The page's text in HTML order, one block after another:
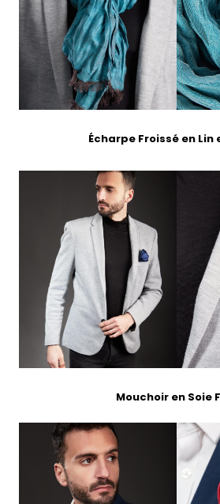
Écharpe Froissé en Lin
Mouchoir en Soie